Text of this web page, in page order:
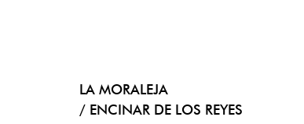
LA MORALEJA
/ ENCINAR DE LOS REYES